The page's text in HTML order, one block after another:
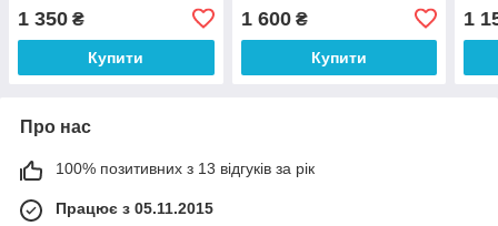
1 350 ₴
Купити
1 600₴
Купити
1
Про нас
100% позитивних з 13 відгуків за рік
Працює з 05.11.2015